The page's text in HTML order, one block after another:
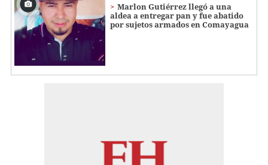
Marlon Gutiérrez llegó a una
aldea a entregar pan y fue abatido
por sujetos armados en Comayagua